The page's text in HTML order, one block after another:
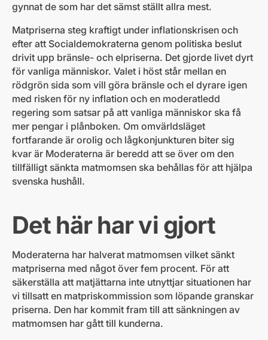
gynnat de som har det sämst ställt allra mest.
Matpriserna steg kraftigt under inflationskrisen och
efter att Socialdemokraterna genom politiska beslut
drivit upp bränsle- och elpriserna. Det gjorde livet dyrt
för vanliga människor. Valet i höst står mellan en
rödgrön sida som vill göra bränsle och el dyrare igen
med risken för ny inflation och en moderatledd
regering som satsar på att vanliga människor ska få
mer pengar i plånboken. Om omvärldsläget
fortfarande är orolig och lågkonjunkturen biter sig
kvar är Moderaterna är beredd att se över om den
tillfälligt sänkta matmomsen ska behållas för att hjälpa
svenska hushåll.
Det här har vi gjort
Moderaterna har halverat matmomsen vilket sänkt
matpriserna med något över fem procent. För att
säkerställa att matjättarna inte utnyttjar situationen har
vi tillsatt en matpriskommission som löpande granskar
priserna. Den har kommit fram till att sänkningen av
matmomsen har gått till kunderna.